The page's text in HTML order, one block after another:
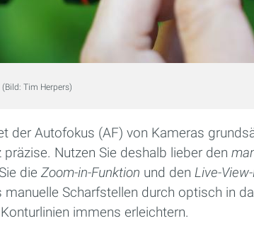
(Bild: Tim Herpers)
der Autofokus (AF) von Kameras
Nutzen Sie deshalb lieber den
die Zoom-in-Funktion und den Live-
manuelle Scharfstellen durch optisch in
immens erleichtern.